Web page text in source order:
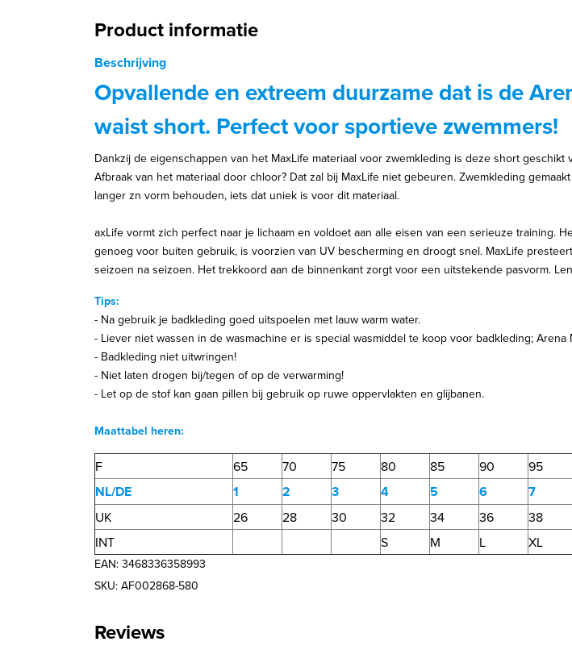
Product informatie
Beschrijving
Opvallende en extreem duurzame dat is de
waist short. Perfect voor sportieve zwemmers!
Dankzij de eigenschappen van het MaxLife materiaal voor zwemkleding is deze short geschikt
Afbraak van het materiaal door chloor? Dat zal bij MaxLife niet gebeuren. Zwemkleding
langer zn vorm behouden, iets dat uniek is voor dit materiaal.
axLife vormt zich perfect naar je lichaam en voldoet aan alle eisen van een serieuze training.
genoeg voor buiten gebruik, is voorzien van UV bescherming en droogt snel. MaxLife
seizoen na seizoen. Het trekkoord aan de binnenkant zorgt voor een uitstekende pasvorm.
Tips:
- Na gebruik je badkleding goed uitspoelen met lauw warm water.
- Liever niet wassen in de wasmachine er is special wasmiddel te koop voor badkleding; Arena
- Badkleding niet uitwringen!
- Niet laten drogen bij/tegen of op de verwarming!
- Let op de stof kan gaan pillen bij gebruik op ruwe oppervlakten en glijbanen.
Maattabel heren:
F 65 70 75 80 85 90 95
NL/DE 1 2 3 4 5 6 7
UK 26 28 30 32 34 36 38
INT
S M L XL
EAN: 3468336358993
SKU: AF002868-580
Reviews